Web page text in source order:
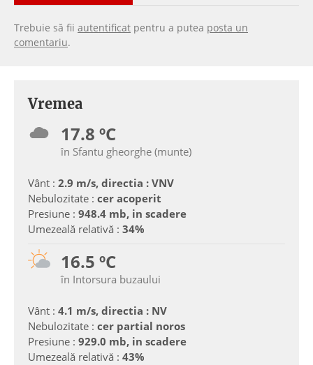
Trebuie să fii autentificat pentru a putea posta un
comentariu.
Vremea
17.8 ºC
în Sfantu gheorghe (munte)
Vânt : 2.9 m/s, directia : VNV
Nebulozitate : cer acoperit
Presiune : 948.4 mb, in scadere
Umezeală relativă : 34%
16.5 ºC
în Intorsura buzaului
Vânt : 4.1 m/s, directia : NV
Nebulozitate : cer partial noros
Presiune : 929.0 mb, in scadere
Umezeală relativă : 43%